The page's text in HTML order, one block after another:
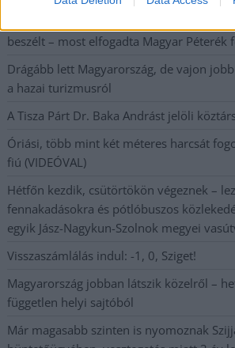
beszélt – most elfogadta Magyar Péterék
Drágább lett Magyarország, de vajon
a hazai turizmusról
A Tisza Párt Dr. Baka Andrást jelöli
Óriási, több mint két méteres harcsát
fiú (VIDEÓVAL)
Hétfőn kezdik, csütörtökön végeznek –
fennakadásokra és pótlóbuszos
egyik Jász-Nagykun-Szolnok megyei
Visszaszámlálás indul: -1, 0, Sziget!
Magyarország jobban látszik közelről –
független helyi sajtóból
Már magasabb szinten is nyomoznak